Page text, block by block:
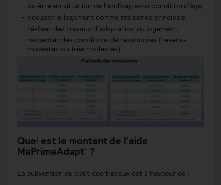
ou être en situation de handicap sans condition d’âge,
occuper le logement comme résidence principale,
réaliser des travaux d’adaptation du logement,
respecter des conditions de ressources (revenus
modestes ou très modestes).
Quel est le montant de l’aide
MaPrimeAdapt’ ?
La subvention du coût des travaux est à hauteur de :